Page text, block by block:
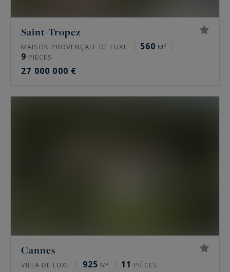
Saint-Tropez
MAISON PROVENÇALE DE LUXE 560 M²
9 PIÈCES
27 000 000 €
Cannes
VILLA DE LUXE 925 M² 11 PIÈCES